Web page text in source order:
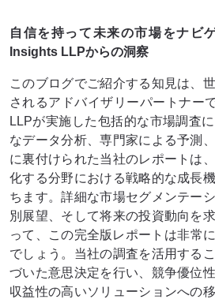
自信を持って未来の市場をナビ
Insights LLPからの洞察
このブログでご紹介する知見は、
されるアドバイザリーパートナー
LLPが実施した包括的な市場調査
なデータ分析、専門家による予測
に裏付けられた当社のレポートは
化する分野における戦略的な成長
ちます。詳細な市場セグメンテー
別展望、そして将来の投資動向を
って、この完全版レポートは非​​常
でしょう。当社の調査を活用する
づいた意思決定を行い、競争優位
収益性の高いソリューションへの